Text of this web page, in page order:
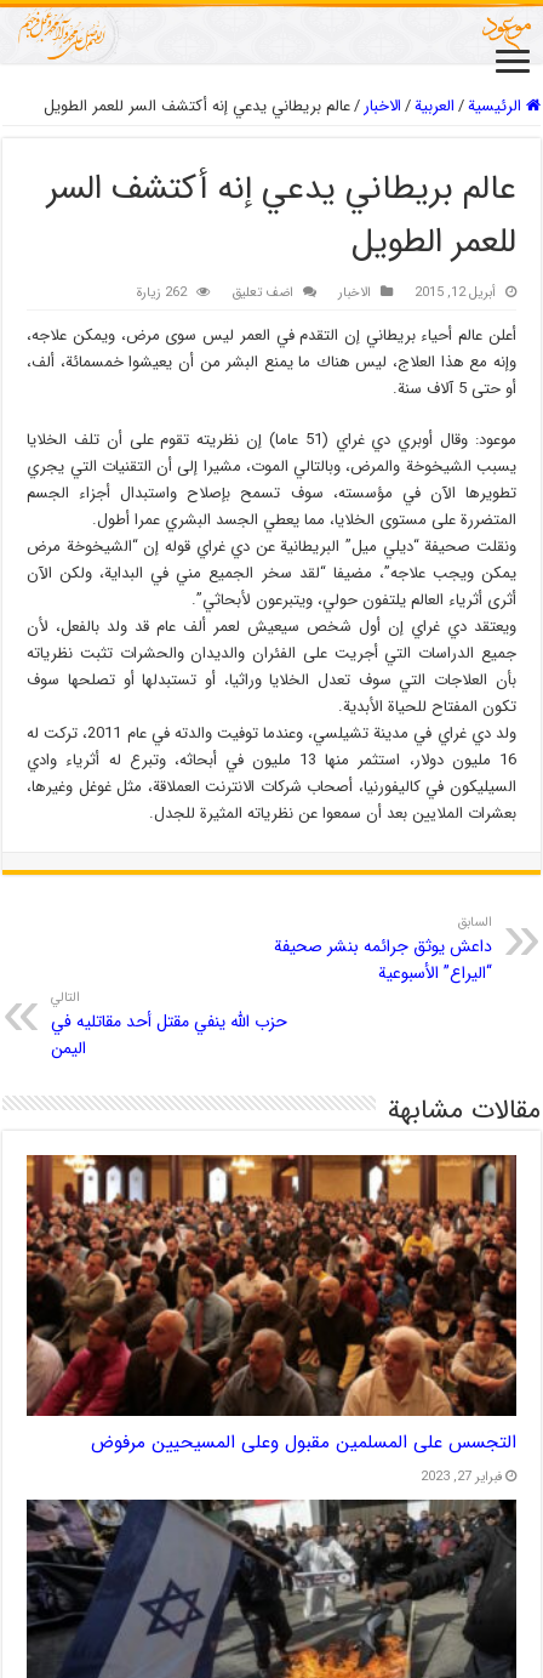
الرئيسية/العربیة/الاخبار/عالم بريطاني يدعي إنه أكتشف السر للعمر الطويل
عالم بريطاني يدعي إنه أكتشف السر
للعمر الطويل
أبريل 12, 2015 الاخبار اضف تعليق 262 زيارة
أعلن عالم أحياء بريطاني إن التقدم في العمر ليس سوى مرض، ويمكن علاجه،
وإنه مع هذا العلاج، ليس هناك ما يمنع البشر من أن يعيشوا خمسمائة، ألف،
أو حتى 5 آلاف سنة.
موعود: وقال أوبري دي غراي (51 عاما) إن نظريته تقوم على أن تلف الخلايا
يسبب الشيخوخة والمرض، وبالتالي الموت، مشيرا إلى أن التقنيات التي يجري
تطويرها الآن في مؤسسته، سوف تسمح بإصلاح واستبدال أجزاء الجسم
المتضررة على مستوى الخلايا، مما يعطي الجسد البشري عمرا أطول.
ونقلت صحيفة “ديلي ميل” البريطانية عن دي غراي قوله إن “الشيخوخة مرض
يمكن ويجب علاجه”، مضيفا “لقد سخر الجميع مني في البداية، ولكن الآن
أثرى أثرياء العالم يلتفون حولي، ويتبرعون لأبحاثي”.
ويعتقد دي غراي إن أول شخص سيعيش لعمر ألف عام قد ولد بالفعل، لأن
جميع الدراسات التي أجريت على الفئران والديدان والحشرات تثبت نظرياته
بأن العلاجات التي سوف تعدل الخلايا وراثيا، أو تستبدلها أو تصلحها سوف
تكون المفتاح للحياة الأبدية.
ولد دي غراي في مدينة تشيلسي، وعندما توفيت والدته في عام 2011، تركت له
16 مليون دولار، استثمر منها 13 مليون في أبحاثه، وتبرع له أثرياء وادي
السيليكون في كاليفورنيا، أصحاب شركات الانترنت العملاقة، مثل غوغل وغيرها،
بعشرات الملايين بعد أن سمعوا عن نظرياته المثيرة للجدل.
السابق
داعش يوثق جرائمه بنشر صحيفة
“اليراع” الأسبوعية
التالي
حزب الله ينفي مقتل أحد مقاتليه في
اليمن
مقالات مشابهة
التجسس على المسلمين مقبول وعلى المسيحيين مرفوض
فبراير 27, 2023